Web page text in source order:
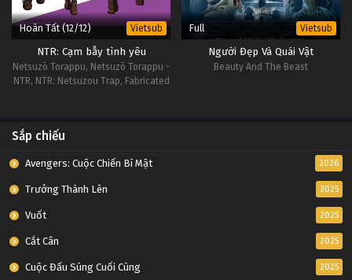
Hoàn Tất (12/12) Vietsub
NTR: Cạm bẫy tình yêu
Netsuzō Torappu, Netsuzō Torappu -
NTR, NTR: Netsuzou Trap, Fabricated
Full Vietsub
Người Đẹp Và Quái Vật
Beauty And The Beast
Sắp chiếu
Avengers: Cuộc Chiến Bí Mật 2026
Trưởng Thành Lên 2025
Vuốt 2025
Cắt Cân 2025
Cuộc Đấu Súng Cuối Cùng 2025